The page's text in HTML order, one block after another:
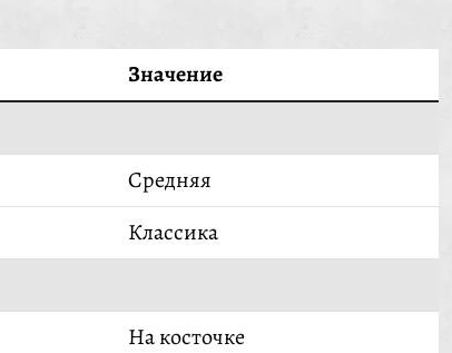
Значение
Средняя
Классика
На косточке